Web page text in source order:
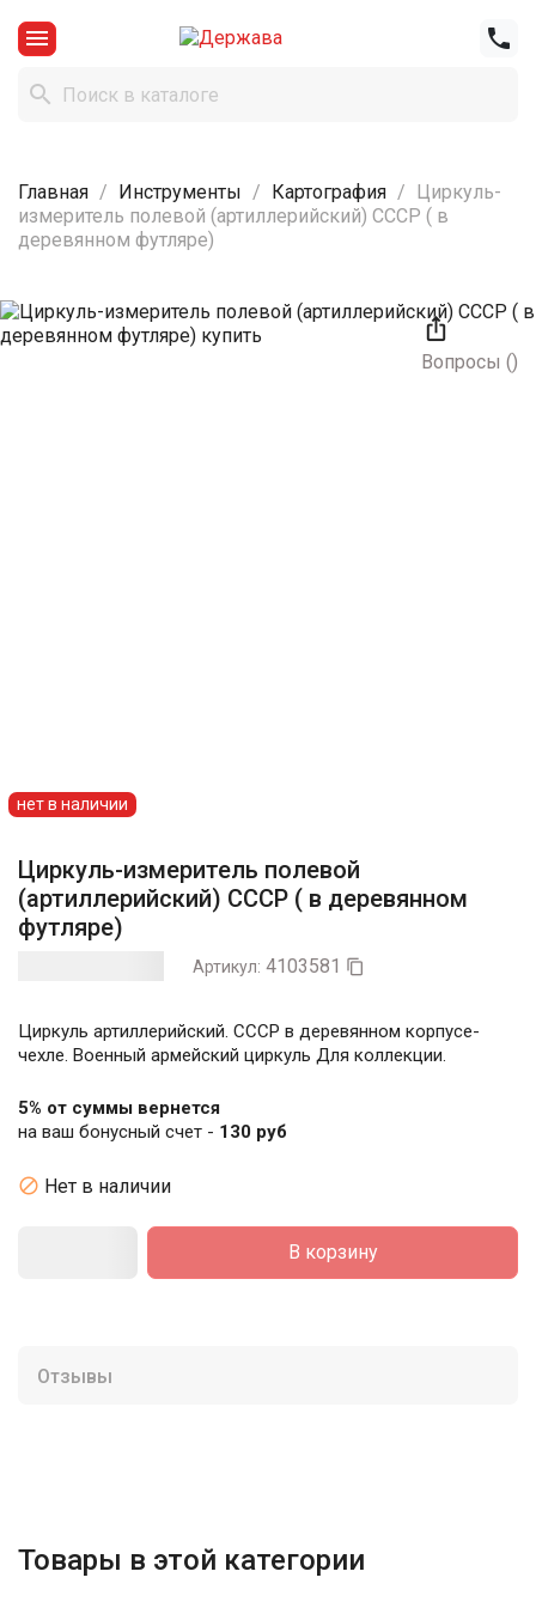



Главная Инструменты Картография
Циркуль-
измеритель полевой (артиллерийский) СССР ( в
деревянном футляре)

Вопросы ()
нет в наличии
Циркуль-измеритель полевой
(артиллерийский) СССР ( в деревянном
футляре)
Артикул: 4103581 
Циркуль артиллерийский. СССР в деревянном корпусе-
чехле. Военный армейский циркуль Для коллекции.
5% от суммы вернется
на ваш бонусный счет - 130 руб
 Нет в наличии
В корзину
Отзывы
Товары в этой категории